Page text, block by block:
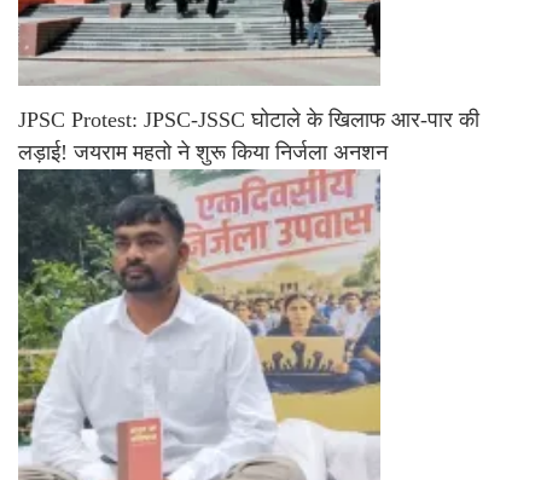
JPSC Protest: JPSC-JSSC घोटाले के खिलाफ आर-पार की
लड़ाई! जयराम महतो ने शुरू किया निर्जला अनशन